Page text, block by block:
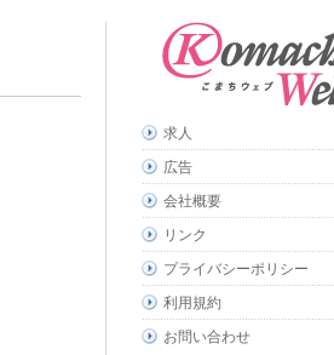
求人
広告
会社概要
リンク
プライバシーポリシー
利用規約
お問い合わせ